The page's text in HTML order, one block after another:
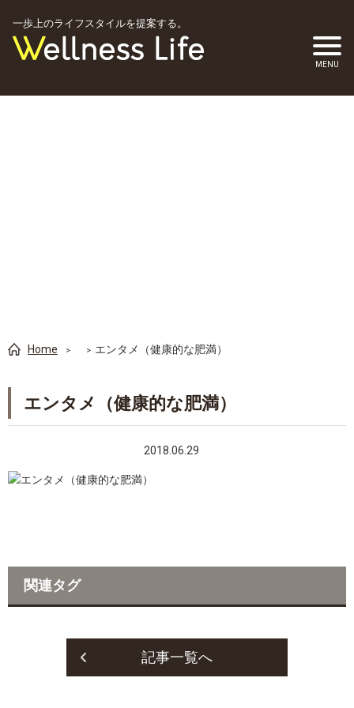
一歩上のライフスタイルを提案する。
Home エンタメ（健康的な肥満）
エンタメ（健康的な肥満）
2018.06.29
関連タグ
記事一覧へ